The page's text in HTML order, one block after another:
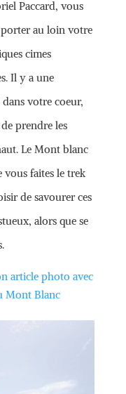
Paccard, vous
porter au loin votre
cimes
Il y a une
votre coeur,
de prendre les
Le Mont blanc
vous faites le trek
de savourer ces
alors que se
article photo avec
Mont Blanc